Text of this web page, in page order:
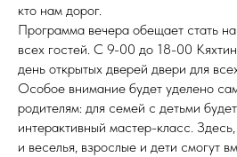
кто нам дорог.
Программа вечера обещает стать
всех гостей. С 9-00 до 18-00
день открытых дверей двери для
Особое внимание будет уделено
родителям: для семей с детьми
интерактивный мастер-класс.
и веселья, взрослые и дети смогут